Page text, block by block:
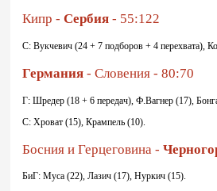
Кипр - Сербия - 55:122
С: Вукчевич (24 + 7 подборов + 4 перехвата),
Германия - Словения - 80:70
Г: Шредер (18 + 6 передач), Ф.Вагнер (17),
С: Хроват (15), Крампель (10).
Босния и Герцеговина -
БиГ: Муса (22), Лазич (17), Нуркич (15).